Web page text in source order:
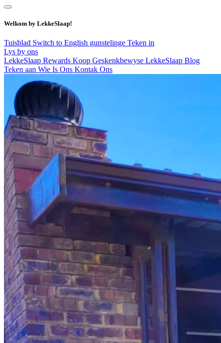
Welkom by LekkeSlaap!
Tuisblad Switch to English gunstelinge Teken in
Lys by ons
LekkeSlaap Rewards Koop Geskenkbewyse LekkeSlaap Blog
Teken aan Wie Is Ons Kontak Ons